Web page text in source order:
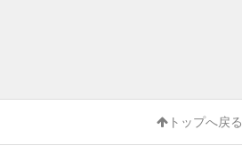
トップへ戻る